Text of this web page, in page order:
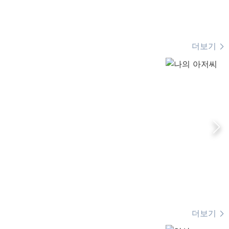
더보기
더보기